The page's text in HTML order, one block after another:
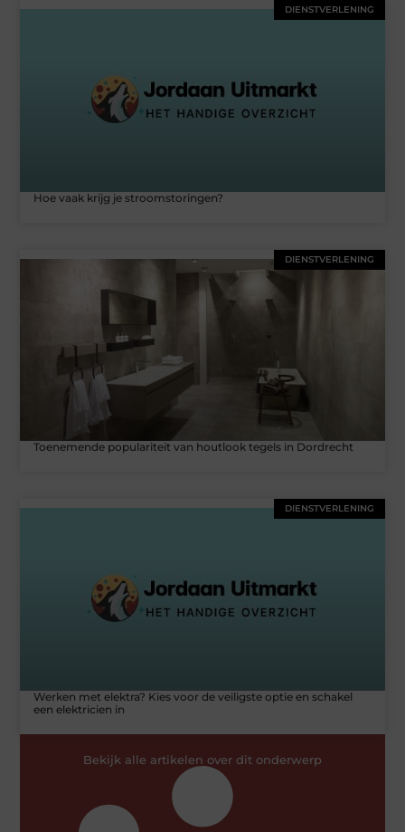
DIENSTVERLENING
Hoe vaak krijg je stroomstoringen?
DIENSTVERLENING
Toenemende populariteit van houtlook tegels in Dordrecht
DIENSTVERLENING
Werken met elektra? Kies voor de veiligste optie en schakel
een elektricien in
Bekijk alle artikelen over dit onderwerp